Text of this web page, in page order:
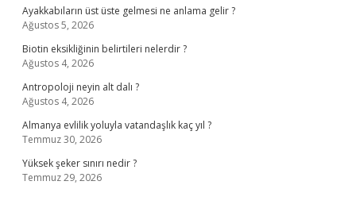
Ayakkabıların üst üste gelmesi ne anlama gelir ?
Ağustos 5, 2026
Biotin eksikliğinin belirtileri nelerdir ?
Ağustos 4, 2026
Antropoloji neyin alt dalı ?
Ağustos 4, 2026
Almanya evlilik yoluyla vatandaşlık kaç yıl ?
Temmuz 30, 2026
Yüksek şeker sınırı nedir ?
Temmuz 29, 2026